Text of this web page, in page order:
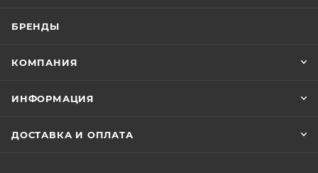
БРЕНДЫ
КОМПАНИЯ
ИНФОРМАЦИЯ
ДОСТАВКА И ОПЛАТА